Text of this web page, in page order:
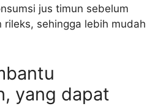
jus timun sebelum
sehingga lebih mudah
yang dapat